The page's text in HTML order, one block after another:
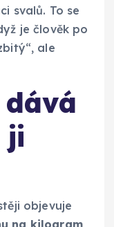
svalů. To se
je člověk po
ale
ji
objevuje
na kilogram